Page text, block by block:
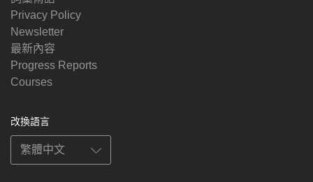
Privacy Policy
Newsletter
最新內容
Progress Reports
Courses
改換語言